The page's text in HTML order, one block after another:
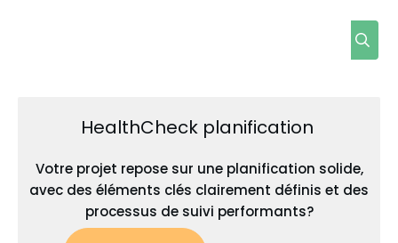
HealthCheck planification
Votre projet repose sur une planification solide,
avec des éléments clés clairement définis et des
processus de suivi performants?